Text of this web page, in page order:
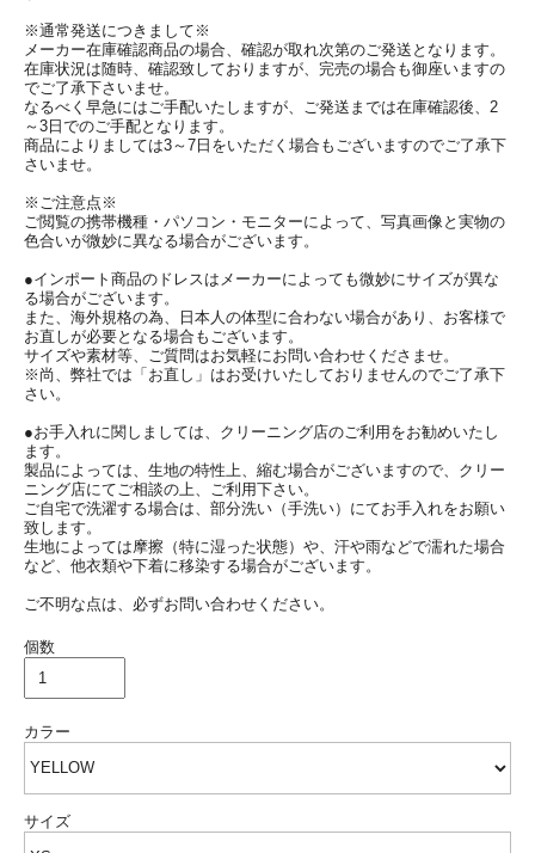
※通常発送につきまして※
メーカー在庫確認商品の場合、確認が取れ次第のご発送となります。
在庫状況は随時、確認致しておりますが、完売の場合も御座いますの
でご了承下さいませ。
なるべく早急にはご手配いたしますが、ご発送までは在庫確認後、2
～3日でのご手配となります。
商品によりましては3～7日をいただく場合もございますのでご了承下
さいませ。
※ご注意点※
ご閲覧の携帯機種・パソコン・モニターによって、写真画像と実物の
色合いが微妙に異なる場合がございます。
●インポート商品のドレスはメーカーによっても微妙にサイズが異な
る場合がございます。
また、海外規格の為、日本人の体型に合わない場合があり、お客様で
お直しが必要となる場合もございます。
サイズや素材等、ご質問はお気軽にお問い合わせくださませ。
※尚、弊社では「お直し」はお受けいたしておりませんのでご了承下
さい。
●お手入れに関しましては、クリーニング店のご利用をお勧めいたし
ます。
製品によっては、生地の特性上、縮む場合がございますので、クリー
ニング店にてご相談の上、ご利用下さい。
ご自宅で洗濯する場合は、部分洗い（手洗い）にてお手入れをお願い
致します。
生地によっては摩擦（特に湿った状態）や、汗や雨などで濡れた場合
など、他衣類や下着に移染する場合がございます。
ご不明な点は、必ずお問い合わせください。
個数
カラー
サイズ